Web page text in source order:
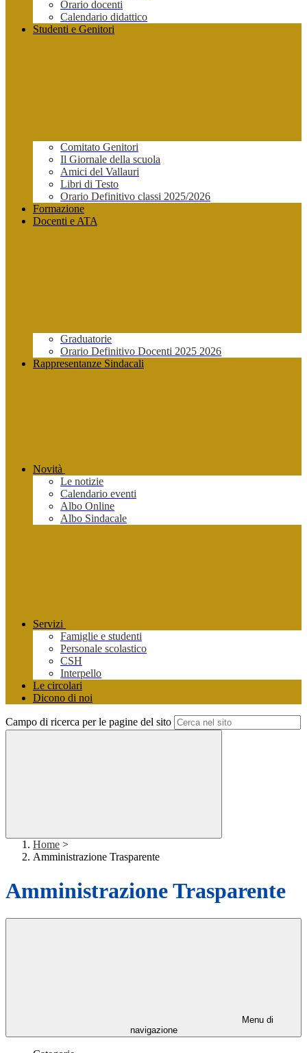
Orario docenti
Calendario didattico
Studenti e Genitori
Comitato Genitori
Il Giornale della scuola
Amici del Vallauri
Libri di Testo
Orario Definitivo classi 2025/2026
Formazione
Docenti e ATA
Graduatorie
Orario Definitivo Docenti 2025 2026
Rappresentanze Sindacali
Novità
Le notizie
Calendario eventi
Albo Online
Albo Sindacale
Servizi
Famiglie e studenti
Personale scolastico
CSH
Interpello
Le circolari
Dicono di noi
Campo di ricerca per le pagine del sito
Home >
Amministrazione Trasparente
Amministrazione Trasparente
Menu di
navigazione